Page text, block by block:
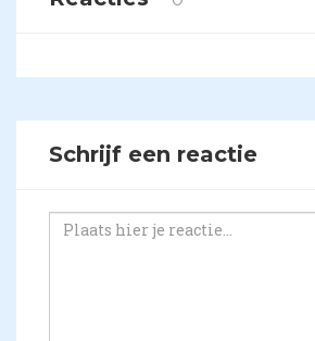
Schrijf een reactie